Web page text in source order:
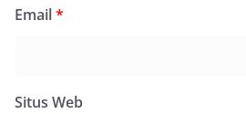
Email*
Situs Web